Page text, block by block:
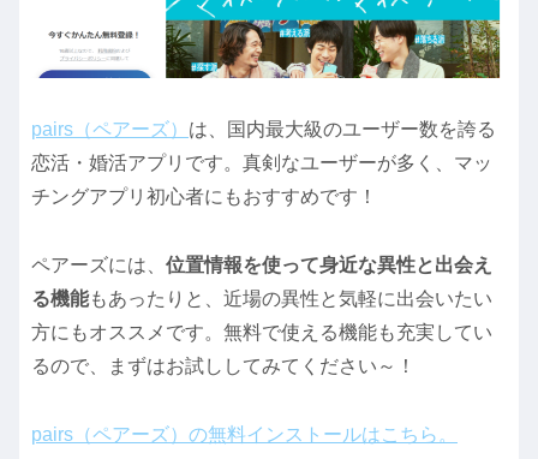
pairs（ペアーズ） は、国内最大級のユーザー数を誇る
恋活・婚活アプリです。真剣なユーザーが多く、マッ
チングアプリ初心者にもおすすめです！
ペアーズには、 位置情報を使って身近な異性と出会え
る機能もあったりと、近場の異性と気軽に出会いたい
方にもオススメです。無料で使える機能も充実してい
るので、まずはお試ししてみてください～！
pairs（ペアーズ）の無料インストールはこちら。